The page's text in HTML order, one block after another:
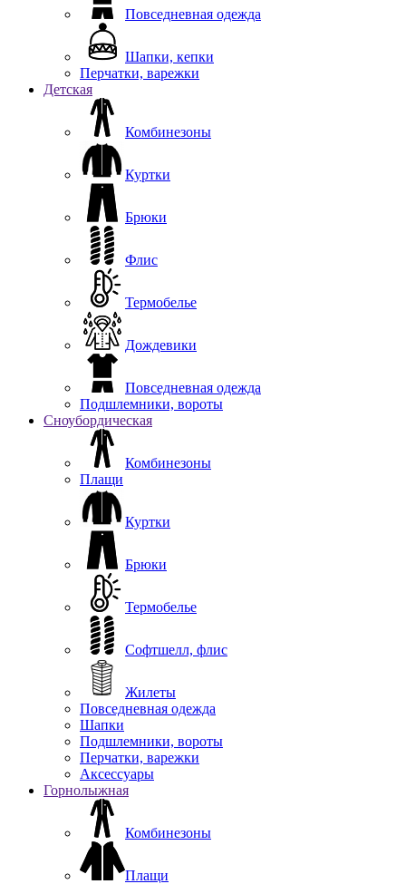
Повседневная одежда
Шапки, кепки
Перчатки, варежки
Детская
Комбинезоны
Куртки
Брюки
Флис
Термобелье
Дождевики
Повседневная одежда
Подшлемники, вороты
Сноубордическая
Комбинезоны
Плащи
Куртки
Брюки
Термобелье
Софтшелл, флис
Жилеты
Повседневная одежда
Шапки
Подшлемники, вороты
Перчатки, варежки
Аксессуары
Горнолыжная
Комбинезоны
Плащи